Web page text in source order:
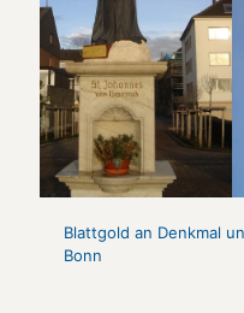
Blattgold an Denkmal
Bonn